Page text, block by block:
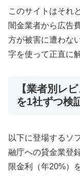
このサイトはそれ
闇金業者から広告
方が被害に遭わな
字を使って正直に
【業者別レ
を1社ずつ検
以下に登場するソ
融庁への貸金業登
限金利（年20%）